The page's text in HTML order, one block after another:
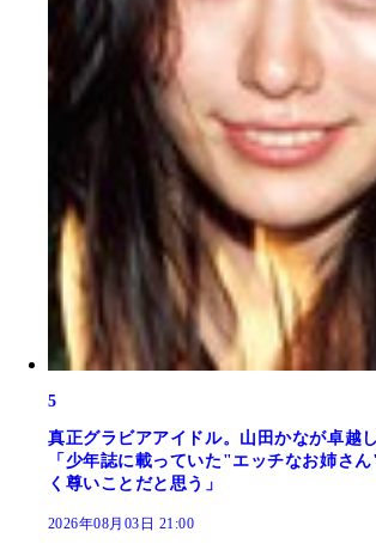
5
真正グラビアアイドル。山田かなが卓越
「少年誌に載っていた"エッチなお姉さ
く尊いことだと思う」
2026年08月03日 21:00